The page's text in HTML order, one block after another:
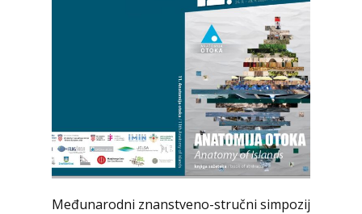
Međunarodni znanstveno-stručni simpozij